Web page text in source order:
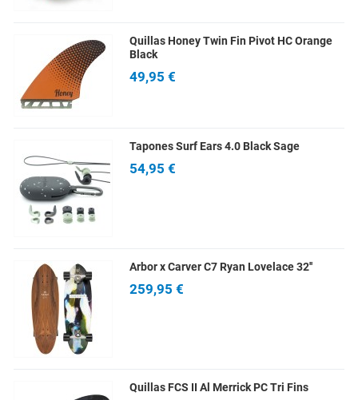
Quillas Honey Twin Fin Pivot HC Orange
Black
49,95 €
Tapones Surf Ears 4.0 Black Sage
54,95 €
Arbor x Carver C7 Ryan Lovelace 32''
259,95 €
Quillas FCS II Al Merrick PC Tri Fins